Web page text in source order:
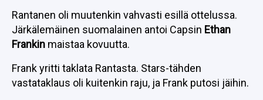
Rantanen oli muutenkin vahvasti esillä ottelussa.
Järkälemäinen suomalainen antoi Capsin Ethan
Frankin maistaa kovuutta.
Frank yritti taklata Rantasta. Stars-tähden
vastataklaus oli kuitenkin raju, ja Frank putosi jäihin.